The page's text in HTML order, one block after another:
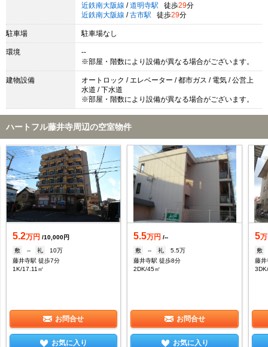
近鉄南大阪線 / 道明寺駅 徒歩29分
近鉄南大阪線 / 古市駅 徒歩29分
駐車場 駐車場なし
環境
--
※部屋・階数により設備が異なる場合がございます。
建物設備
オートロック / エレベーター / 都市ガス / 電気 / 公営上
水道 / 下水道
※部屋・階数により設備が異なる場合がございます。
ハートフル藤井寺周辺の空室物件
5.2万円 /10,000円
敷
-- 礼
10万
藤井寺駅 徒歩7分
1K/17.11㎡
お問合せ
お気に入り
5.5万円 /--
敷
-- 礼
5.5万
藤井寺駅 徒歩8分
2DK/45㎡
お問合せ
お気に入り
5
敷
藤井